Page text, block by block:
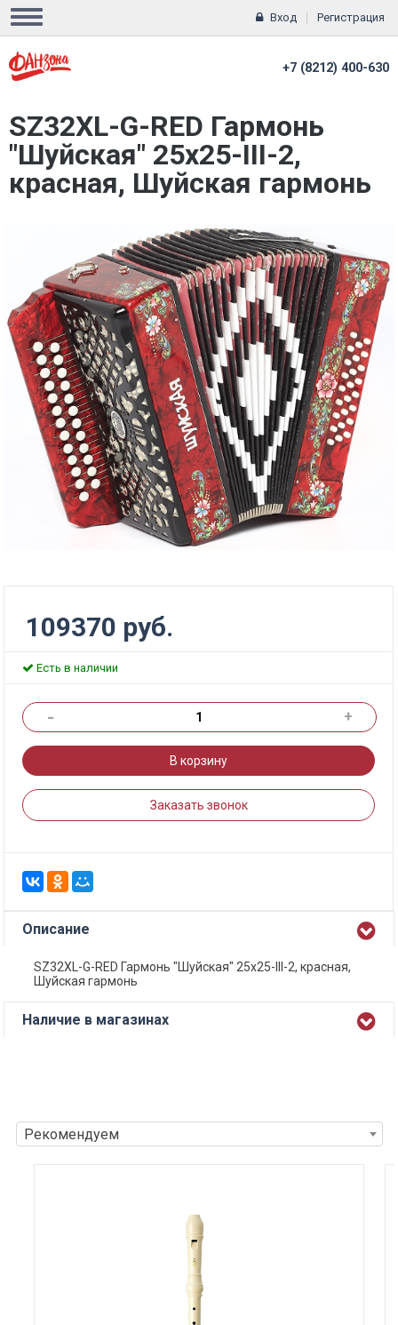
Вход Регистрация
+7 (8212) 400-630
SZ32XL-G-RED Гармонь
"Шуйская" 25х25-III-2,
красная, Шуйская гармонь
109370 руб.
Есть в наличии
- +
В корзину
Заказать звонок
Описание
SZ32XL-G-RED Гармонь "Шуйская" 25х25-III-2, красная,
Шуйская гармонь
Наличие в магазинах
Рекомендуем